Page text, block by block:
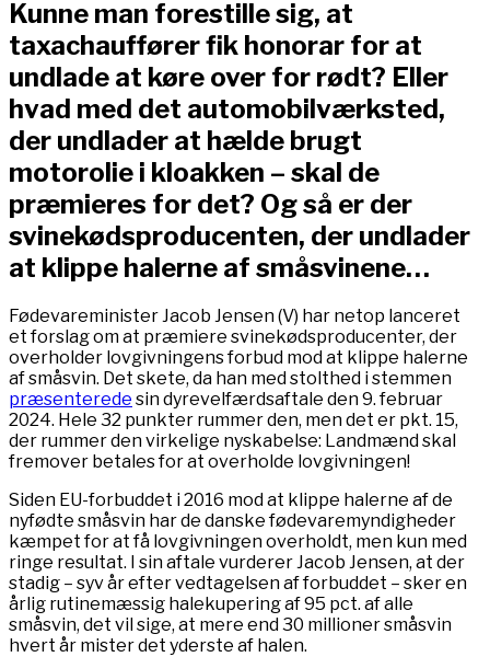
Kunne man forestille sig, at
taxachauffører fik honorar for at
undlade at køre over for rødt? Eller
hvad med det automobilværksted,
der undlader at hælde brugt
motorolie i kloakken – skal de
præmieres for det? Og så er der
svinekødsproducenten, der undlader
at klippe halerne af småsvinene…
Fødevareminister Jacob Jensen (V) har netop lanceret
et forslag om at præmiere svinekødsproducenter, der
overholder lovgivningens forbud mod at klippe halerne
af småsvin. Det skete, da han med stolthed i stemmen
præsenterede sin dyrevelfærdsaftale den 9. februar
2024. Hele 32 punkter rummer den, men det er pkt. 15,
der rummer den virkelige nyskabelse: Landmænd skal
fremover betales for at overholde lovgivningen!
Siden EU-forbuddet i 2016 mod at klippe halerne af de
nyfødte småsvin har de danske fødevaremyndigheder
kæmpet for at få lovgivningen overholdt, men kun med
ringe resultat. I sin aftale vurderer Jacob Jensen, at der
stadig – syv år efter vedtagelsen af forbuddet – sker en
årlig rutinemæssig halekupering af 95 pct. af alle
småsvin, det vil sige, at mere end 30 millioner småsvin
hvert år mister det yderste af halen.